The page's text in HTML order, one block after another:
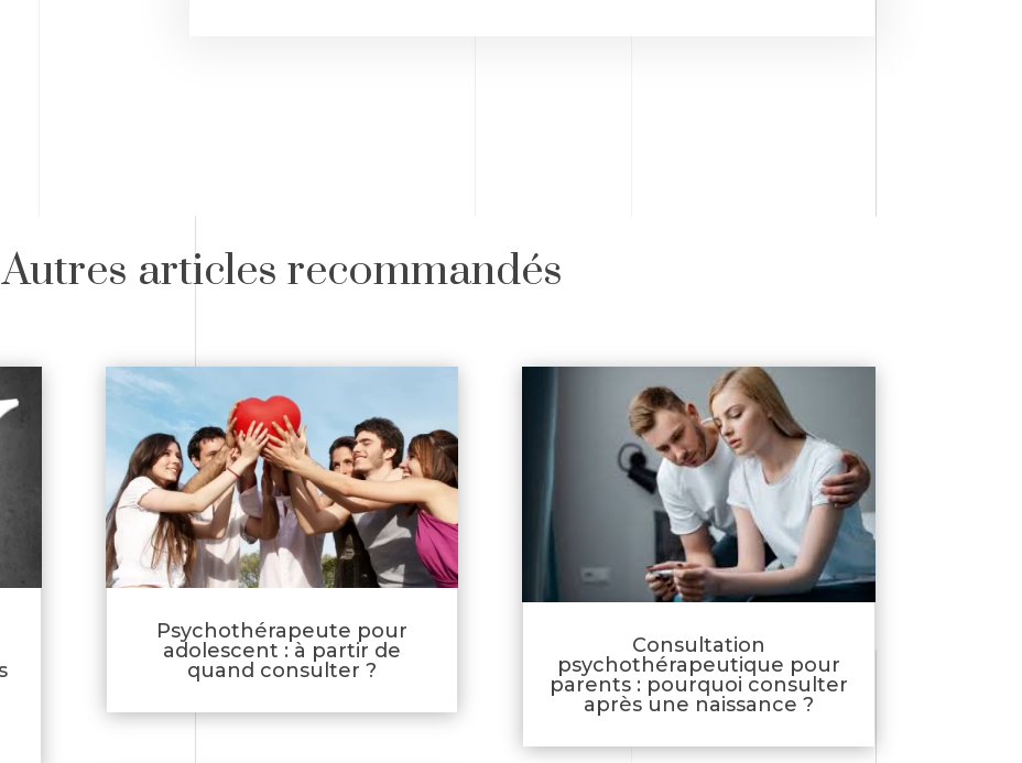
Autres articles recommandés
Psychothérapeute pour
adolescent : à partir de
quand consulter ?
Consultation
psychothérapeutique pour
parents : pourquoi consulter
après une naissance ?